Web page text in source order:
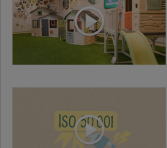
accompagne
à ses côtés. Mais
moments, une
gardé et qu’ils
aujourd’hui à